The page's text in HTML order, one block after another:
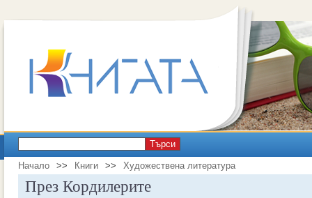
Търси
Начало >> Книги >> Художествена литература
През Кордилерите